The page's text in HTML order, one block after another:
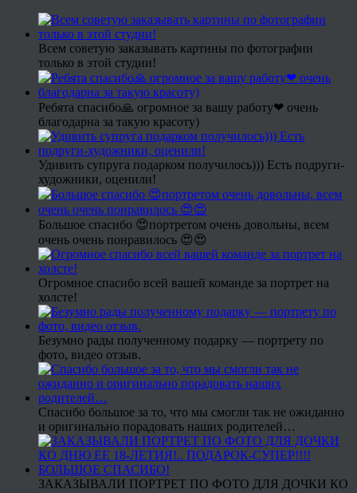
Всем советую заказывать картины по фотографии
только в этой студии!
Ребята спасибо🙏 огромное за вашу работу❤ очень
благодарна за такую красоту)
Удивить супруга подарком получилось))) Есть подруги-
художники, оценили!
Большое спасибо 😍портретом очень довольны, всем
очень очень понравилось 😍😍
Огромное спасибо всей вашей команде за портрет на
холсте!
Безумно рады полученному подарку — портрету по
фото, видео отзыв.
Спасибо большое за то, что мы смогли так не ожиданно
и оригинально порадовать наших родителей…
ЗАКАЗЫВАЛИ ПОРТРЕТ ПО ФОТО ДЛЯ ДОЧКИ КО